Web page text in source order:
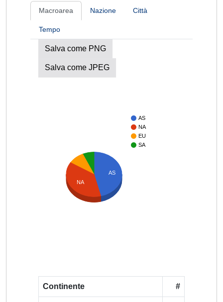
Macroarea Nazione Città
Tempo
Salva come PNG
Salva come JPEG
AS
NA
EU
SA
AS
NA
Continente #